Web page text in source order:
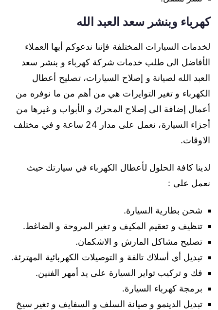
كهرباء وبنشر سعد العبد الله
لخدمات السيارات المختلفة فإننا ندعوكم أيها العملاء
الأفاضل الى طلب خدمات شركة كهرباء و بنشر سعد
العبد الله لصيانة و إصلاح السيارات، تصليح أعطال
الكهرباء و تغير التوايرات هي من أهم من ما نوفره من
أعمال إضافة الى إصلاح المحرك و الأبواب و غيرها من
أجزاء السيارة، نعمل على مدار 24 ساعة و في مختلف
الاوقات.
لدينا كافة الحلول لأعطال الكهرباء في سيارتك حيث
نعمل على :
شحن بطارية السيارة.
تنظيف و تعقيم المكيف و تغير المروحة و الضاغط.
تصليح مشاكل المارش و الاشكمان.
تبديل أي أسلاك تالفة و التوصيلات الكهربائية المهترئة.
فك و تركيب تواير السيارة على يد أمهر الفنين.
برمجة كهرباء السيارة.
تبديل الدينمو و صيانة السلف و السفايف و تغير سيخ